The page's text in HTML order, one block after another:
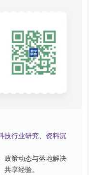
技行业研究、资料沉
政策动态与落地解决
享经验。